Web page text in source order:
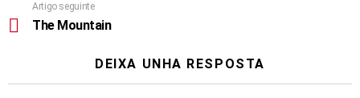
Artigo seguinte
The Mountain
DEIXA UNHA RESPOSTA